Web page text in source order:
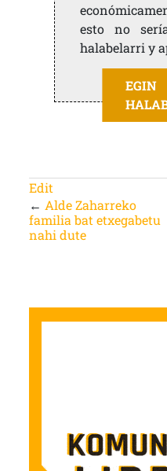
esto no
halabelarri y
Edit
← Alde Zaharreko
familia bat etxegabetu
nahi dute